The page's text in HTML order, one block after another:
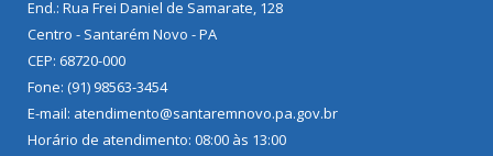
End.: Rua Frei Daniel de Samarate, 128
Centro - Santarém Novo - PA
CEP: 68720-000
Fone: (91) 98563-3454
E-mail: atendimento@santaremnovo.pa.gov.br
Horário de atendimento: 08:00 às 13:00